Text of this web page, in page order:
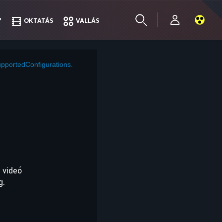
OKTATÁS VALLÁS
OKTATÁS VALLÁS